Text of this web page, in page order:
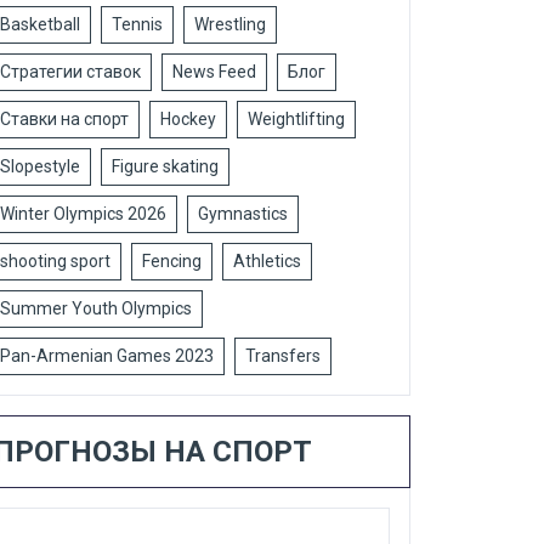
Basketball Tennis Wrestling
Стратегии ставок News Feed Блог
Ставки на спорт Hockey Weightlifting
Slopestyle Figure skating
Winter Olympics 2026 Gymnastics
shooting sport Fencing Athletics
Summer Youth Olympics
Pan-Armenian Games 2023 Transfers
НА СПОРТ